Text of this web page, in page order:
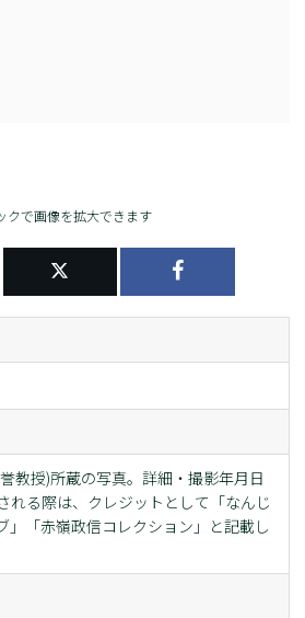
クで画像を拡大できます
教授)所蔵の写真。詳細・撮影年月日
れる際は、クレジットとして「なんじ
」「赤嶺政信コレクション」と記載し